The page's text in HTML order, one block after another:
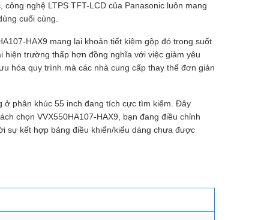
nghệ LTPS TFT-LCD của Panasonic luôn mang
cuối cùng.
HAX9 mang lại khoản tiết kiệm gộp đó trong suốt
trường thấp hơn đồng nghĩa với việc giảm yêu
hóa quy trình mà các nhà cung cấp thay thế đơn giản
phân khúc 55 inch đang tích cực tìm kiếm. Đây
chọn VVX550HA107-HAX9, bạn đang điều chỉnh
sự kết hợp bảng điều khiển/kiểu dáng chưa được